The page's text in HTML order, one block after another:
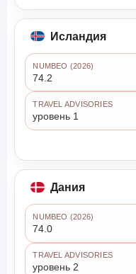
Исландия
NUMBEO (2026)
74.2
TRAVEL ADVISORIES
уровень 1
Дания
NUMBEO (2026)
74.0
TRAVEL ADVISORIES
уровень 2